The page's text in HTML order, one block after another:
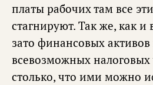
платы рабочих там все
стагнируют. Так же, как и
зато финансовых
всевозможных
столько, что ими можно